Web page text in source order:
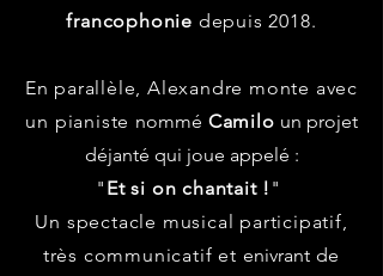
francophonie depuis 2018.
En parallèle, Alexandre monte avec
un pianiste nommé Camilo un projet
déjanté qui joue appelé :
" Et si on chantait ! "
Un spectacle musical participatif,
très communicatif et enivrantde